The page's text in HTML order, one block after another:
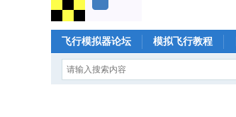
飞行模拟器论坛 模拟飞行教程